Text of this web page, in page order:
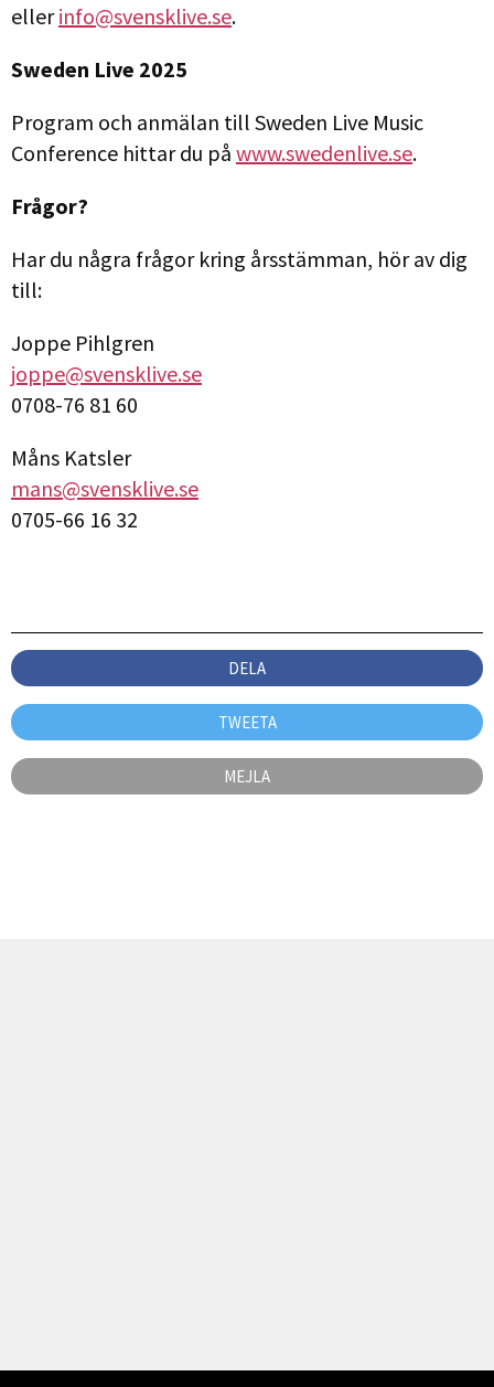
ellerinfo@svensklive.se.
Sweden Live 2025
Program och anmälan till Sweden Live Music
Conference hittar du på www.swedenlive.se.
Frågor?
Har du några frågor kring årsstämman, hör av dig
till:
Joppe Pihlgren
joppe@svensklive.se
0708-76 81 60
Måns Katsler
mans@svensklive.se
0705-66 16 32
DELA
TWEETA
MEJLA